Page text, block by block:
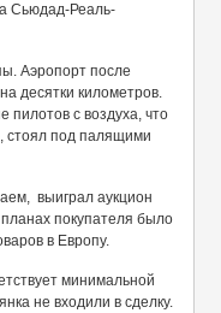
Сьюдад-Реаль-
Аэропорт после
десятки километров.
с воздуха, что
стоял под палящими
выиграл аукцион
покупателя было
в Европу.
минимальной
не входили в сделку.